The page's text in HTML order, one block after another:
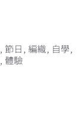
, 節日, 編織, 自學,
, 體驗